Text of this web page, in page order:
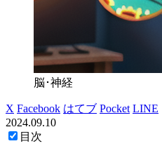
脳･神経
X Facebook はてブ Pocket LINE
2024.09.10
目次